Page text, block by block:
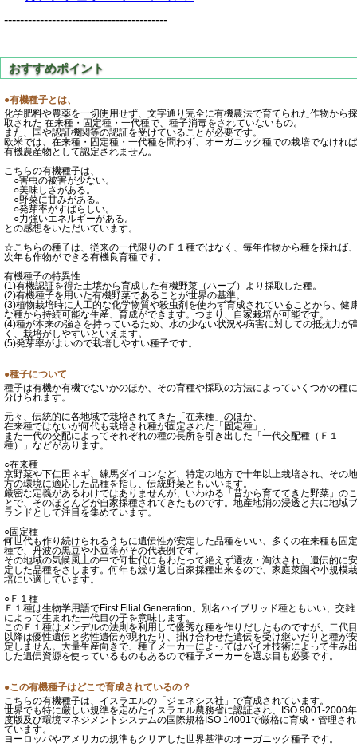
-----------------------------------------
●有機種子とは、
化学肥料や農薬を一切使用せず、文字通り完全に有機農法で育てられた作物から採
取された 在来種・固定種・一代種で、種子消毒をされていないもの。
また、国や認証機関等の認証を受けていることが必要です。
欧米では、在来種・固定種・一代種を問わず、オーガニック種での栽培でなければ
有機農産物として認定されません。
こちらの有機種子は、
○害虫の被害が少ない。
○美味しさがある。
○野菜に甘みがある。
○発芽率がすばらしい。
○力強いエネルギーがある。
との感想をいただいています。
☆こちらの種子は、従来の一代限りのＦ１種ではなく、毎年作物から種を採れば、
次年も作物ができる有機良育種です。
有機種子の特異性
(1)有機認証を得た土壌から育成した有機野菜（ハーブ）より採取した種。
(2)有機種子を用いた有機野菜であることが世界の基準。
(3)植物栽培時に人工的な化学物質や殺虫剤を使わず育成されていることから、健
な種から持続可能な生産、育成ができます。つまり、自家栽培が可能です。
(4)種が本来の強さを持っているため、水の少ない状況や病害に対しての抵抗力が
く、栽培がしやすいといえます。
(5)発芽率がよいので栽培しやすい種子です。
●種子について
種子は有機か有機でないかのほか、その育種や採取の方法によっていくつかの種に
分けられます。
元々、伝統的に各地域で栽培されてきた「在来種」のほか、
在来種ではないが何代も栽培され種が固定された「固定種」、
また一代の交配によってそれぞれの種の長所を引き出した「一代交配種（Ｆ１
種）」などがあります。
○在来種
京野菜や下仁田ネギ、練馬ダイコンなど、特定の地方で十年以上栽培され、その地
方の環境に適応した品種を指し、伝統野菜ともいいます。
厳密な定義があるわけではありませんが、いわゆる「昔から育ててきた野菜」のこ
とで、そのほとんどが自家採種されてきたものです。地産地消の浸透と共に地域ブ
ランドとして注目を集めています。
○固定種
何世代も作り続けられるうちに遺伝性が安定した品種をいい、多くの在来種も固定
種で、丹波の黒豆や小豆等がその代表例です。
その地域の気候風土の中で何世代にもわたって絶えず選抜・淘汰され、遺伝的に安
定した品種をさします。何年も繰り返し自家採種出来るので、家庭菜園や小規模栽
培にい適しています。
○Ｆ１種
Ｆ１種は生物学用語でFirst Filial Generation。別名ハイブリッド種ともいい、交雑
によって生まれた一代目の子を意味します。
このＦ１種はメンデルの法則を利用して優秀な種を作りだしたものですが、二代目
以降は優性遺伝と劣性遺伝が現れたり、掛け合わせた遺伝を受け継いだりと種が安
定しません。大量生産向きで、種子メーカーによってはバイオ技術によって生み出
した遺伝資源を使っているものもあるので種子メーカーを選ぶ目も必要です。
●この有機種子はどこで育成されているの？
こちらの有機種子は、イスラエルの「ジェネシス社」で育成されています。
世界でも特に厳しい規準を定めたイスラエル農務省に認証され、ISO 9001-2000年
度版及び環境マネジメントシステムの国際規格ISO 14001で厳格に育成・管理され
ています。
ヨーロッパやアメリカの規準もクリアした世界基準のオーガニック種子です。